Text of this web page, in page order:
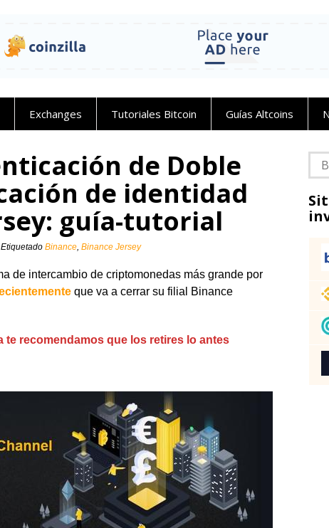
Exchanges Tutoriales Bitcoin Guías Altcoins
de Doble
de identidad
guía-tutorial
Etiquetado Binance, Binance Jersey
de intercambio de criptomonedas más grande por
que va a cerrar su filial Binance
te recomendamos que los retires lo antes